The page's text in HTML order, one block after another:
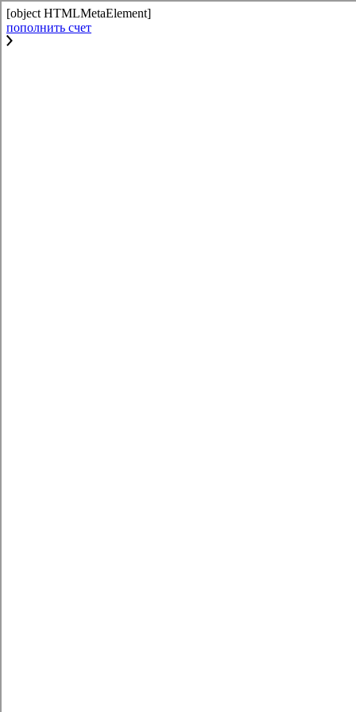
[object HTMLMetaElement]
пополнить счет